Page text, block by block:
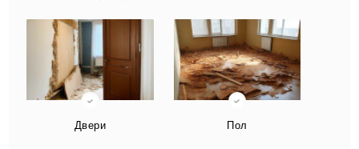
Двери Пол